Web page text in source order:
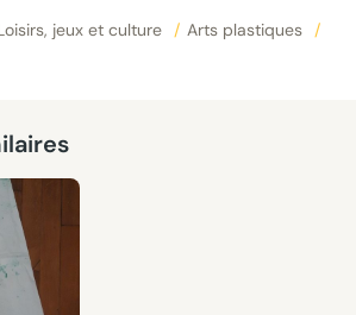
jeux et culture / Arts plastiques
/